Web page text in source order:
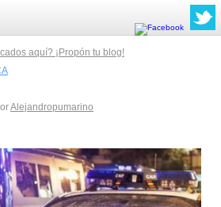
aquí? ¡Propón tu blog!
Alejandropumarino